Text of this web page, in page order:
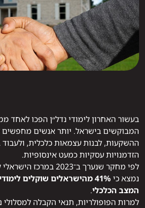
בעשור האחרון לימודי נדל״ן הפכו לאחד
המבוקשים בישראל. יותר אנשים מחפשים
ההשקעות, לבנות עצמאות כלכלית,
הזדמנויות עסקיות כמעט אינסופיות.
לפי מחקר שנערך ב־2023
נמצא כי
41% מהישראלים שוקלים
המצב הכלכלי.
למרות הפופולריות, תנאי הקבלה למסלולי